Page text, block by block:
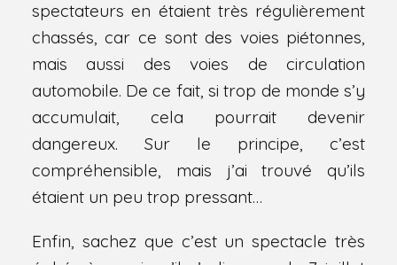
spectateurs en étaient très régulièrement
chassés, car ce sont des voies piétonnes,
mais aussi des voies de circulation
automobile. De ce fait, si trop de monde s’y
accumulait, cela pourrait devenir
dangereux. Sur le principe, c’est
compréhensible, mais j’ai trouvé qu’ils
étaient un peu trop pressant…
Enfin, sachez que c’est un spectacle très